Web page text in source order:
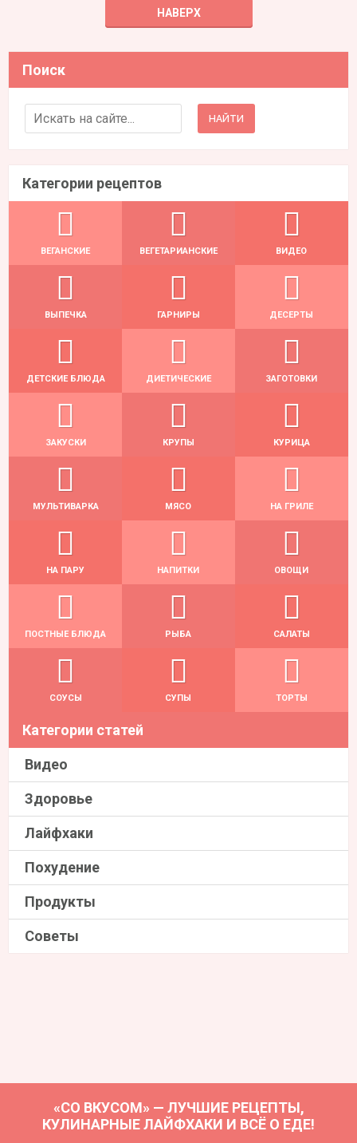
НАВЕРХ
Поиск
Search for:
Категории рецептов
ВЕГАНСКИЕ ВЕГЕТАРИАНСКИЕ ВИДЕО
ВЫПЕЧКА ГАРНИРЫ ДЕСЕРТЫ
ДЕТСКИЕ БЛЮДА ДИЕТИЧЕСКИЕ ЗАГОТОВКИ
ЗАКУСКИ КРУПЫ КУРИЦА
МУЛЬТИВАРКА МЯСО НА ГРИЛЕ
НА ПАРУ НАПИТКИ ОВОЩИ
ПОСТНЫЕ БЛЮДА РЫБА САЛАТЫ
СОУСЫ СУПЫ ТОРТЫ
Категории статей
Видео
Здоровье
Лайфхаки
Похудение
Продукты
Советы
«СО ВКУСОМ» — ЛУЧШИЕ РЕЦЕПТЫ,
КУЛИНАРНЫЕ ЛАЙФХАКИ И ВСЁ О ЕДЕ!